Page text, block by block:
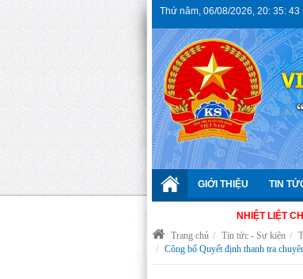
Thứ năm, 06/08/2026, 20: 35: 44
GIỚI THIỆU TIN
NHIỆT LIỆT CHÀO
Trang chủ
Tin tức - Sự kiện
Công bố Quyết định thanh tra